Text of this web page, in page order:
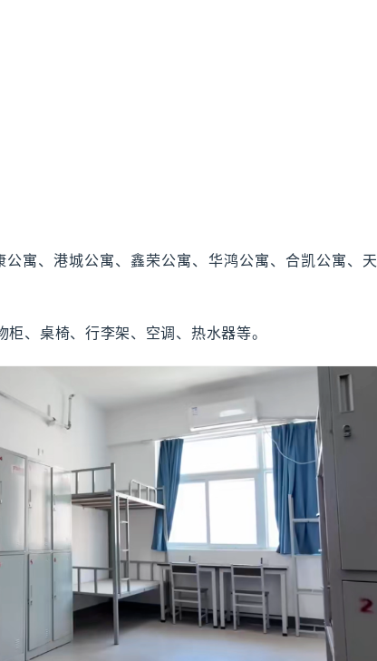
寓、港城公寓、鑫荣公寓、华鸿公寓、合凯公寓、天
、桌椅、行李架、空调、热水器等。